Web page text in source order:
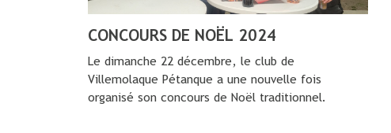
CONCOURS DE NOËL 2024
Le dimanche 22 décembre, le club de
Villemolaque Pétanque a une nouvelle fois
organisé son concours de Noël traditionnel.